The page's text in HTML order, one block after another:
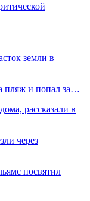
земли в
пляж и попал за…
рассказали в
через
посвятил